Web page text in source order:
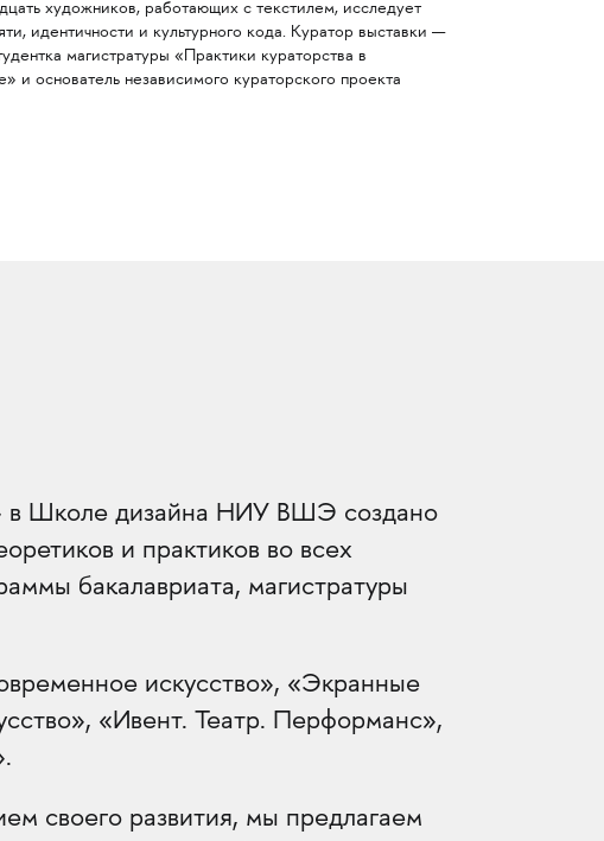
художников, работающих с текстилем, исследует
идентичности и культурного кода. Куратор выставки —
магистратуры «Практики кураторства в
и основатель независимого кураторского проекта
в Школе дизайна НИУ ВШЭ создано
и практиков во всех
бакалавриата, магистратуры
искусство», «Экранные
«Ивент. Театр. Перформанс»,
своего развития, мы предлагаем